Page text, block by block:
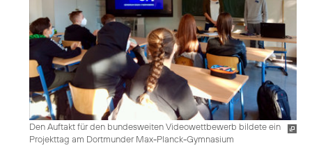
Den Auftakt für den bundesweiten Videowettbewerb bildete ein
Projekttag am Dortmunder Max-Planck-Gymnasium